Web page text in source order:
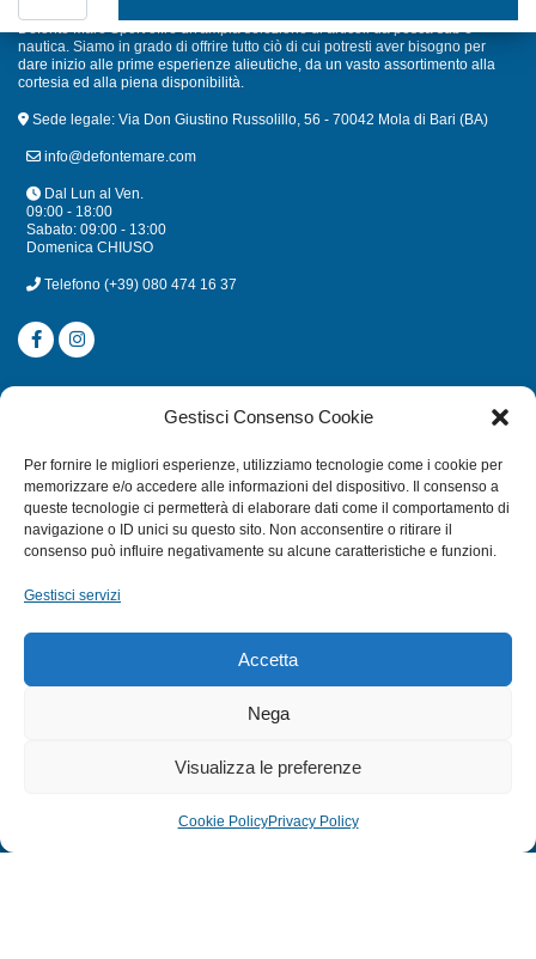
Gestisci Consenso Cookie
Per fornire le migliori esperienze, utilizziamo tecnologie come i cookie per
memorizzare e/o accedere alle informazioni del dispositivo. Il consenso a
queste tecnologie ci permetterà di elaborare dati come il comportamento di
navigazione o ID unici su questo sito. Non acconsentire o ritirare il
consenso può influire negativamente su alcune caratteristiche e funzioni.
Gestisci servizi
Accetta
Nega
Visualizza le preferenze
Cookie PolicyPrivacy Policy
nautica. Siamo in grado di offrire tutto ciò di cui potresti aver bisogno per
dare inizio alle prime esperienze alieutiche, da un vasto assortimento alla
cortesia ed alla piena disponibilità.
Sede legale: Via Don Giustino Russolillo, 56 - 70042 Mola di Bari (BA)
info@defontemare.com
Dal Lun al Ven.
09:00 - 18:00
Sabato: 09:00 - 13:00
Domenica CHIUSO
Telefono (+39) 080 474 16 37
CATEGORIE
MULINELLI
CANNE
ACCESSORI NAUTICI
TERMINI E CONDIZIONI